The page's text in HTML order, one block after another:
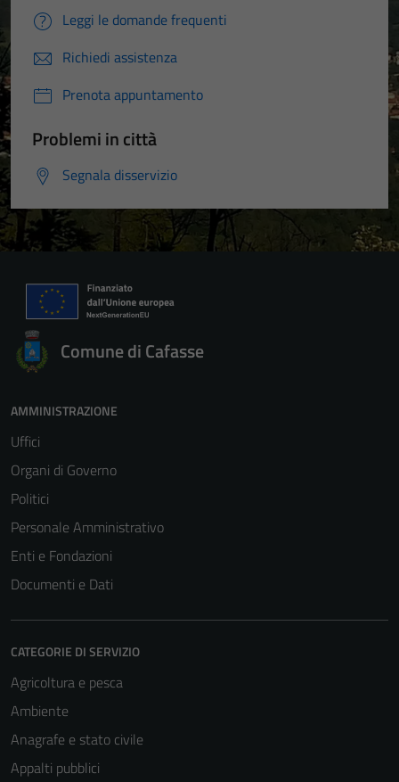
Leggi le domande frequenti
Richiedi assistenza
Prenota appuntamento
Problemi in città
Segnala disservizio
Comune di Cafasse
AMMINISTRAZIONE
Uffici
Organi di Governo
Politici
Personale Amministrativo
Enti e Fondazioni
Documenti e Dati
CATEGORIE DI SERVIZIO
Agricoltura e pesca
Ambiente
Anagrafe e stato civile
Appalti pubblici